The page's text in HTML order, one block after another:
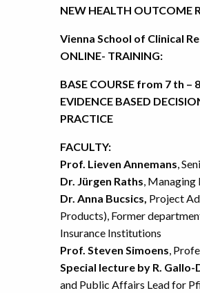
NEW HEALTH OUTCOME
Vienna School of Clinical
ONLINE- TRAINING:
BASE COURSE from 7 th –
EVIDENCE BASED
PRACTICE
FACULTY:
Prof. Lieven Annemans ,
Dr. Jürgen Raths ,
Dr. Anna Bucsics, Project
Products), Former
Insurance Institutions
Prof. Steven Simoens ,
Special lecture by R. Gallo-
and Public Affairs Lead for